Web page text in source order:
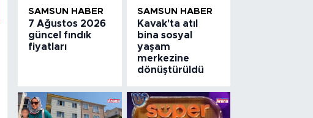
SAMSUN HABER
7 Ağustos 2026
güncel fındık
fiyatları
SAMSUN HABER
Kavak'ta atıl
bina sosyal
yaşam
merkezine
dönüştürüldü